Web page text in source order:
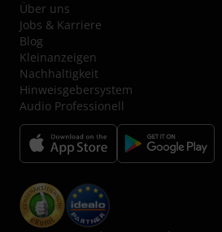
Über uns
Jobs & Karriere
Blog
Kleinanzeigen
Nachhaltigkeit
Hinweisgebersystem
Audio Professionell